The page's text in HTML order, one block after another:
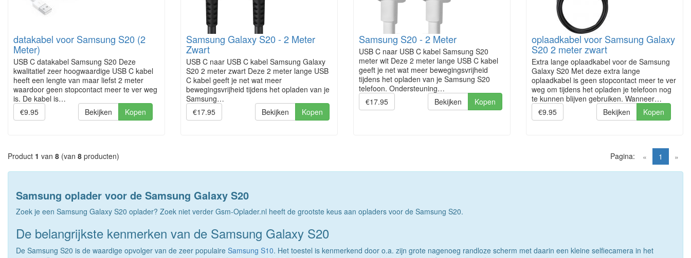
datakabel voor Samsung S20 (2
Meter)
USB C datakabel Samsung S20 Deze
kwalitatief zeer hoogwaardige USB C kabel
heeft een lengte van maar liefst 2 meter
waardoor geen stopcontact meer te ver weg
is. De kabel is…
€9.95
Bekijken Kopen
Samsung Galaxy S20 - 2 Meter
Zwart
USB C naar USB C kabel Samsung Galaxy
S20 2 meter zwart Deze 2 meter lange USB
C kabel geeft je net wat meer
bewegingsvrijheid tijdens het opladen van je
Samsung…
€17.95
Bekijken Kopen
Samsung S20 - 2 Meter
USB C naar USB C kabel Samsung S20
meter wit Deze 2 meter lange USB C kabel
geeft je net wat meer bewegingsvrijheid
tijdens het opladen van je Samsung S20
telefoon. Ondersteuning…
€17.95
Bekijken Kopen
oplaadkabel voor Samsung Galaxy
S20 2 meter zwart
Extra lange oplaadkabel voor de Samsung
Galaxy S20 Met deze extra lange
oplaadkabel is geen stopcontact meer te ver
weg om tijdens het opladen je telefoon nog
te kunnen blijven gebruiken. Wanneer…
€9.95
Bekijken Kopen
Product 1 van 8 (van 8 producten) « 1 (current)
»
Pagina:
Samsung oplader voor de Samsung Galaxy S20
Zoek je een Samsung Galaxy S20 oplader? Zoek niet verder Gsm-Oplader.nl heeft de grootste keus aan opladers voor de Samsung S20.
De belangrijkste kenmerken van de Samsung Galaxy S20
De Samsung S20 is de waardige opvolger van de zeer populaire Samsung S10. Het toestel is kenmerkend door o.a. zijn grote nagenoeg randloze scherm met daarin een kleine selfiecamera in het